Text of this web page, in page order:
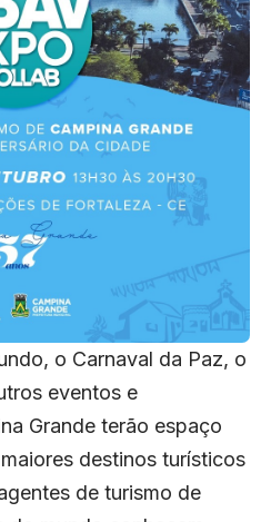
o Carnaval da Paz, o
eventos e
Grande terão espaço
destinos turísticos
de turismo de